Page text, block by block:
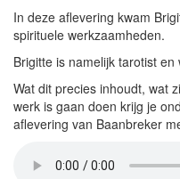
In deze aflevering kwam
spirituele werkzaamheden.
Brigitte is namelijk tarotist
Wat dit precies inhoudt, wat
werk is gaan doen krijg je
aflevering van Baanbreker